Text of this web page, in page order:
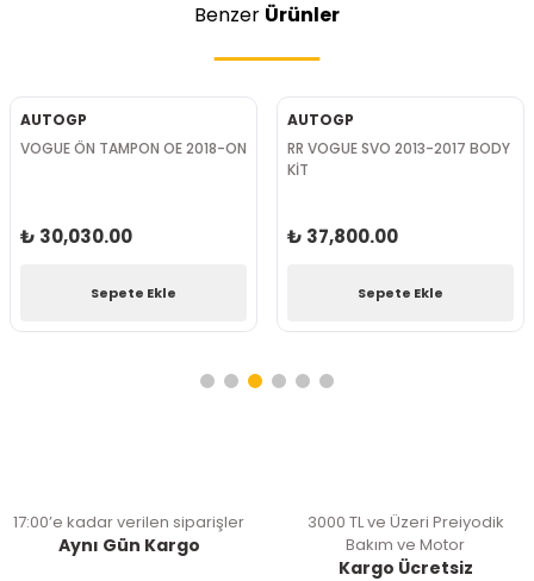
Benzer Ürünler
AUTOGP
VOGUE ÖN TAMPON OE 2018-ON
₺ 30,030.00
Sepete Ekle
AUTOGP
RR VOGUE SVO 2013-2017 BODY
KİT
₺ 37,800.00
Sepete Ekle
17:00’e kadar verilen siparişler
Aynı Gün Kargo
3000 TL ve Üzeri Preiyodik
Bakım ve Motor
Kargo Ücretsiz